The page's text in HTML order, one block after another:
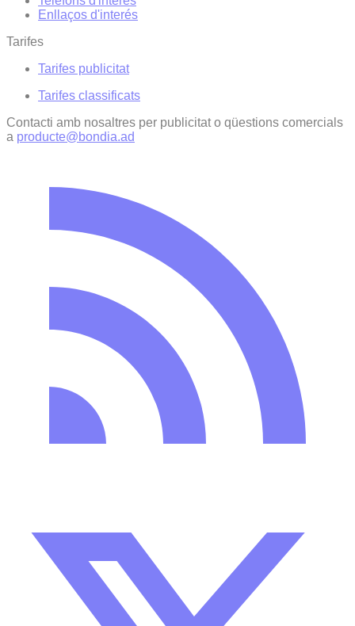
Enllaços d'interés
Tarifes
Tarifes publicitat
Tarifes classificats
Contacti amb nosaltres per publicitat o qüestions comercials
a producte@bondia.ad